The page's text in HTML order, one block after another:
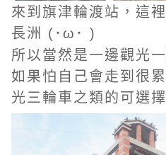
來到旗津輪渡站，這
長洲 (･ω･ )
所以當然是一邊觀光
如果怕自己會走到很
光三輪車之類的可選擇